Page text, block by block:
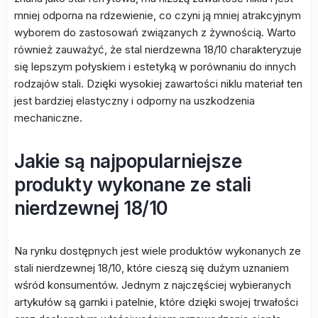
mniej odporna na rdzewienie, co czyni ją mniej atrakcyjnym
wyborem do zastosowań związanych z żywnością. Warto
również zauważyć, że stal nierdzewna 18/10 charakteryzuje
się lepszym połyskiem i estetyką w porównaniu do innych
rodzajów stali. Dzięki wysokiej zawartości niklu materiał ten
jest bardziej elastyczny i odporny na uszkodzenia
mechaniczne.
Jakie są najpopularniejsze
produkty wykonane ze stali
nierdzewnej 18/10
Na rynku dostępnych jest wiele produktów wykonanych ze
stali nierdzewnej 18/10, które cieszą się dużym uznaniem
wśród konsumentów. Jednym z najczęściej wybieranych
artykułów są garnki i patelnie, które dzięki swojej trwałości